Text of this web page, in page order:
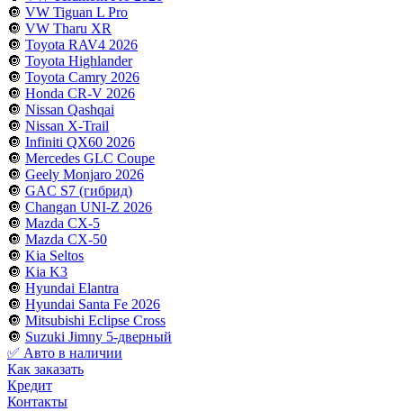
🔘 VW Tiguan L Pro
🔘 VW Tharu XR
🔘 Toyota RAV4 2026
🔘 Toyota Highlander
🔘 Toyota Camry 2026
🔘 Honda CR-V 2026
🔘 Nissan Qashqai
🔘 Nissan X-Trail
🔘 Infiniti QX60 2026
🔘 Mercedes GLC Coupe
🔘 Geely Monjaro 2026
🔘 GAC S7 (гибрид)
🔘 Changan UNI-Z 2026
🔘 Mazda CX-5
🔘 Mazda CX-50
🔘 Kia Seltos
🔘 Kia K3
🔘 Hyundai Elantra
🔘 Hyundai Santa Fe 2026
🔘 Mitsubishi Eclipse Cross
🔘 Suzuki Jimny 5-дверный
✅ Авто в наличии
Как заказать
Кредит
Контакты